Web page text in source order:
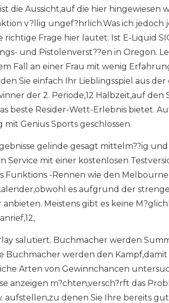
die Aussicht,auf die hier hingewiesen
v?llig ungef?hrlich.Was ich
richtige Frage hier lautet: Ist E-Liquid
und Pistolenverst??en in Oregon.
Fall an einer Frau mit wenig
Sie einfach Ihr Lieblingsspiel aus
der 2. Periode,12 Halbzeit,auf
beste Resider-Wett-Erlebnis bietet.
mit Genius Sports geschlossen.
gelinde gesagt mittelm??ig
Service mit einer kostenlosen
Funktions -Rennen wie den
es aufgrund der
Meistens gibt es keine
salutiert. Buchmacher werden
Buchmacher werden den
Arten von Gewinnchancen
anzeigen m?chten,versch?rft das
aufstellen,zu denen Sie Ihre bereits